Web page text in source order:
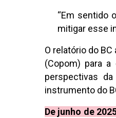
“Em sentido
mitigar esse
O relatório do
(Copom) para
perspectivas
instrumento do
De junho de